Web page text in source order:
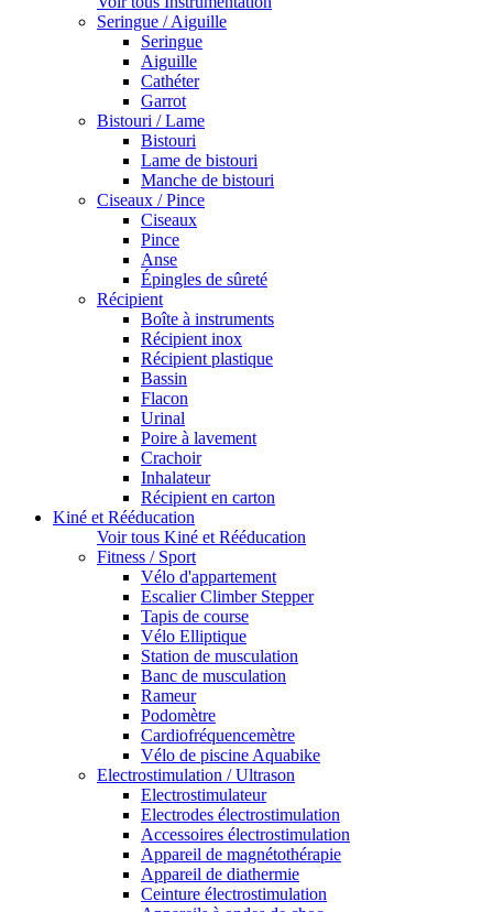
Seringue / Aiguille
Seringue
Aiguille
Cathéter
Garrot
Bistouri / Lame
Bistouri
Lame de bistouri
Manche de bistouri
Ciseaux / Pince
Ciseaux
Pince
Anse
Épingles de sûreté
Récipient
Boîte à instruments
Récipient inox
Récipient plastique
Bassin
Flacon
Urinal
Poire à lavement
Crachoir
Inhalateur
Récipient en carton
Kiné et Rééducation
Voir tous Kiné et Rééducation
Fitness / Sport
Vélo d'appartement
Escalier Climber Stepper
Tapis de course
Vélo Elliptique
Station de musculation
Banc de musculation
Rameur
Podomètre
Cardiofréquencemètre
Vélo de piscine Aquabike
Electrostimulation / Ultrason
Electrostimulateur
Electrodes électrostimulation
Accessoires électrostimulation
Appareil de magnétothérapie
Appareil de diathermie
Ceinture électrostimulation